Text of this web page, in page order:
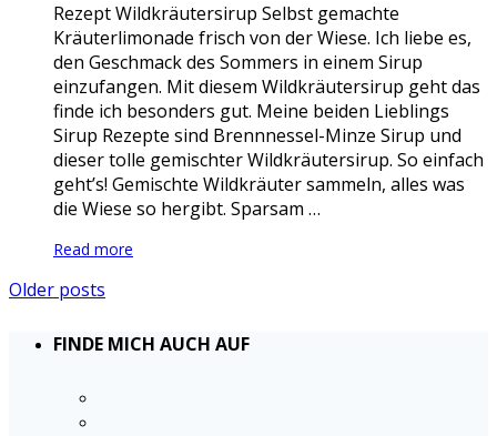
Rezept Wildkräutersirup Selbst gemachte
Kräuterlimonade frisch von der Wiese. Ich liebe es,
den Geschmack des Sommers in einem Sirup
einzufangen. Mit diesem Wildkräutersirup geht das
finde ich besonders gut. Meine beiden Lieblings
Sirup Rezepte sind Brennnessel-Minze Sirup und
dieser tolle gemischter Wildkräutersirup. So einfach
geht’s! Gemischte Wildkräuter sammeln, alles was
die Wiese so hergibt. Sparsam …
Read more
Older posts
FINDE MICH AUCH AUF